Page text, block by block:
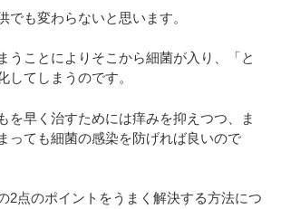
でも変わらないと思います。
うことによりそこから細菌が入り、「と
してしまうのです。
を早く治すためには痒みを抑えつつ、ま
っても細菌の感染を防げれば良いので
2点のポイントをうまく解決する方法につ